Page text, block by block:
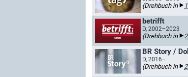
(Drehbuch in
betrifft
D, 2002–2023
(Drehbuch in
BR Story /
D, 2016–
(Drehbuch in